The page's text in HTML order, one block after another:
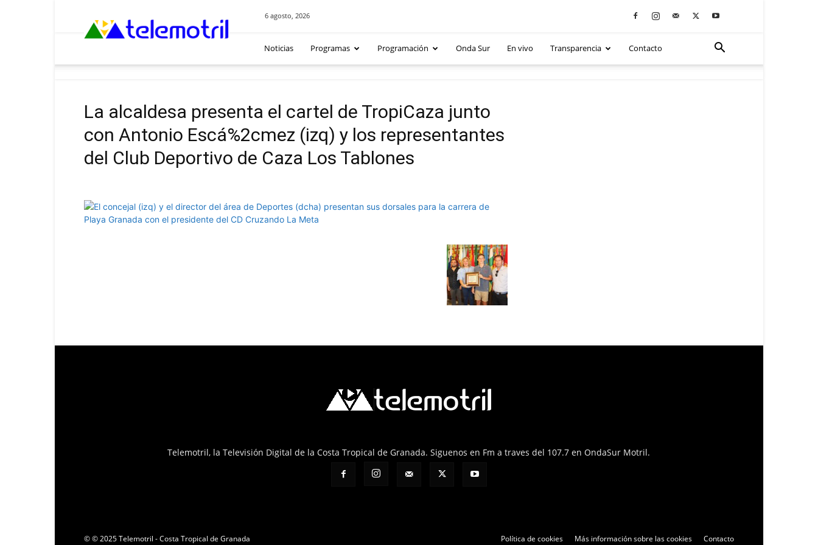
6 agosto, 2026
Noticias Programas Programación Onda Sur En vivo Transparencia Contacto
La alcaldesa presenta el cartel de TropiCaza junto
con Antonio Escá%2cmez (izq) y los representantes
del Club Deportivo de Caza Los Tablones
Telemotril, la Televisión Digital de la Costa Tropical de Granada. Siguenos en Fm a traves del 107.7 en OndaSur Motril.
Política de cookies Más información sobre las cookies Contacto
© © 2025 Telemotril - Costa Tropical de Granada